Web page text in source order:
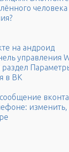
на андроид
управления
в ВК
изменить,